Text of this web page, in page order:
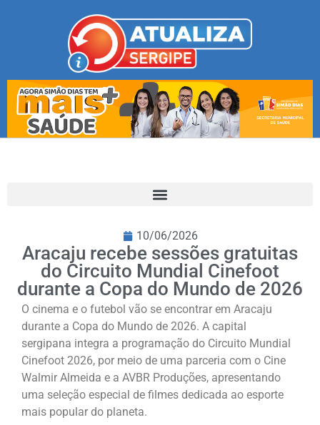
10/06/2026
Aracaju recebe sessões gratuitas
do Circuito Mundial Cinefoot
durante a Copa do Mundo de 2026
O cinema e o futebol vão se encontrar em Aracaju
durante a Copa do Mundo de 2026. A capital
sergipana integra a programação do Circuito Mundial
Cinefoot 2026, por meio de uma parceria com o Cine
Walmir Almeida e a AVBR Produções, apresentando
uma seleção especial de filmes dedicada ao esporte
mais popular do planeta.